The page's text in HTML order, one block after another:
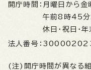
開庁時間： 月曜日から金
午前8時45分
休日・祝日・
法人番号：
(注)開庁時間が異なる